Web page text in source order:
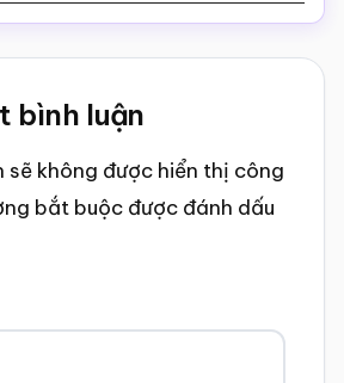
bình luận
sẽ không được hiển thị công
bắt buộc được đánh dấu